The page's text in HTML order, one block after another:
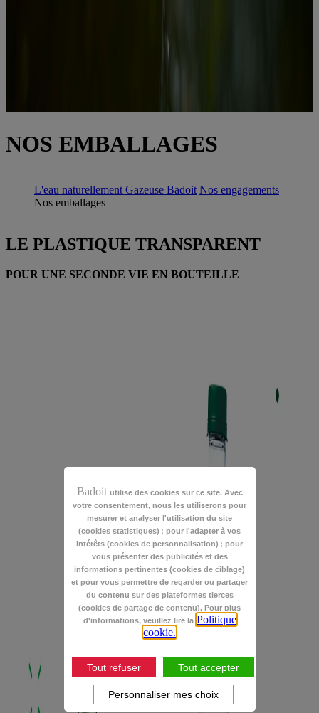
Badoit utilise des cookies sur ce site. Avec
votre consentement, nous les utiliserons pour
mesurer et analyser l'utilisation du site
(cookies statistiques) ; pour l'adapter à vos
intérêts (cookies de personnalisation) ; pour
vous présenter des publicités et des
informations pertinentes (cookies de ciblage)
et pour vous permettre de regarder ou partager
du contenu sur des plateformes tierces
(cookies de partage de contenu). Pour plus
d'informations, veuillez lire la Politique
cookie.
Tout refuser Tout accepter
Personnaliser mes choix
NOS EMBALLAGES
L'eau naturellement Gazeuse Badoit Nos engagements
Nos emballages
LE PLASTIQUE TRANSPARENT
POUR UNE SECONDE VIE EN BOUTEILLE